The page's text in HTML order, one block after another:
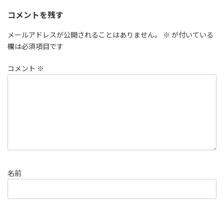
コメントを残す
メールアドレスが公開されることはありません。 ※ が付いている
欄は必須項目です
コメント ※
名前